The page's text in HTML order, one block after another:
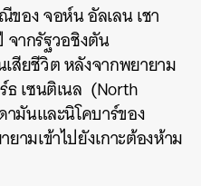
ของ จอห์น อัลเลน เชา
จากรัฐวอชิงตัน
สียชีวิต หลังจากพยายาม
ธ เซนติเนล (North
มันและนิโคบาร์ของ
ามเข้าไปยังเกาะต้องห้าม